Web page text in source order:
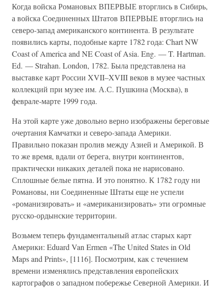
Когда войска Романовых ВПЕРВЫЕ вторглись в Сибирь,
а войска Соединенных Штатов ВПЕРВЫЕ вторглись на
северо-запад американского континента. В результате
появились карты, подобные карте 1782 года: Chart NW
Coast of America and NE Coast of Asia. Eng. — T. Hartman.
Ed. — Strahan. London, 1782. Была представлена на
выставке карт России XVII–XVIII веков в музее частных
коллекций при музее им. А.С. Пушкина (Москва), в
феврале-марте 1999 года.
На этой карте уже довольно верно изображены береговые
очертания Камчатки и северо-запада Америки.
Правильно показан пролив между Азией и Америкой. В
то же время, вдали от берега, внутри континентов,
практически никаких деталей пока не нарисовано.
Сплошные белые пятна. И это понятно. К 1782 году ни
Романовы, ни Соединенные Штаты еще не успели
«романизировать» и «американизировать» эти огромные
русско-ордынские территории.
Возьмем теперь фундаментальный атлас старых карт
Америки: Eduard Van Ermen «The United States in Old
Maps and Prints», [1116]. Посмотрим, как с течением
времени изменялись представления европейских
картографов о западном побережье Северной Америки. И